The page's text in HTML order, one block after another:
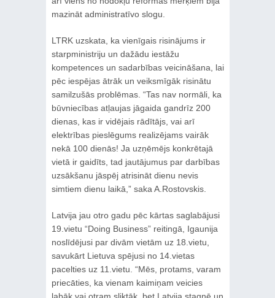
mazināt administratīvo slogu.
LTRK uzskata, ka vienīgais risinājums ir
starpministriju un dažādu iestāžu
kompetences un sadarbības veicināšana, lai
pēc iespējas ātrāk un veiksmīgāk risinātu
samilzušās problēmas. “Tas nav normāli, ka
būvniecības atļaujas jāgaida gandrīz 200
dienas, kas ir vidējais rādītājs, vai arī
elektrības pieslēgums realizējams vairāk
nekā 100 dienās! Ja uzņēmējs konkrētajā
vietā ir gaidīts, tad jautājumus par darbības
uzsākšanu jāspēj atrisināt dienu nevis
simtiem dienu laikā,” saka A.Rostovskis.
Latvija jau otro gadu pēc kārtas saglabājusi
19.vietu “Doing Business” reitingā, Igaunija
noslīdējusi par divām vietām uz 18.vietu,
savukārt Lietuva spējusi no 14.vietas
pacelties uz 11.vietu. “Mēs, protams, varam
priecāties, ka vienam kaimiņam veicies
labāk vai otram sliktāk, bet Latvija stagnē un